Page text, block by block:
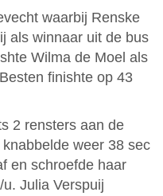
waarbij Renske
als winnaar uit de bus
Wilma de Moel als
finishte op 43
2 rensters aan de
weer 38 sec
en schroefde haar
Julia Verspuij